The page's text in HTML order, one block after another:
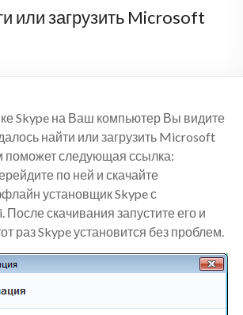
или загрузить Microsoft
Skype на Ваш компьютер Вы видите
найти или загрузить Microsoft
поможет следующая ссылка:
по ней и скачайте
установщик Skype с
скачивания запустите его и
раз Skype установится без проблем.